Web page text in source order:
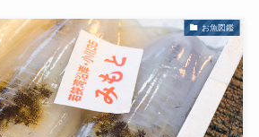
お魚図鑑